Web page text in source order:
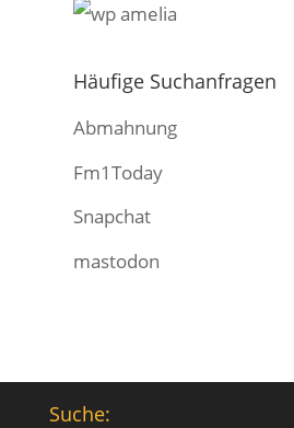
Häufige Suchanfragen
Abmahnung
Fm1Today
Snapchat
mastodon
Suche: